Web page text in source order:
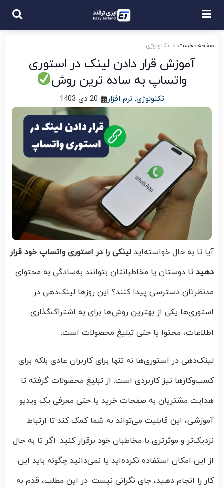
صفحه نخست تکنولوژی
آموزش قرار دادن لینک در استوری
واتساپ به ساده‌ ترین روش
تکنولوژی, نرم افزار 20 دی 1403
آیا تا به حال خواسته‌اید لینکی را در استوری واتساپ خود قرار
دهید تا دوستان یا مخاطبانتان بتوانند به‌سادگی به محتوای
مدنظرتان دسترسی پیدا کنند؟ این روزها لینک‌دهی در
استوری‌ها یکی از بهترین روش‌ها برای به‌ اشتراک‌گذاری
اطلاعات، محتوا یا حتی تبلیغ محصولات است.
لینک‌دهی در استوری‌ها نه تنها برای کاربران عادی بلکه برای
کسب‌وکارها نیز کاربردی است. از تبلیغ محصولات گرفته تا
هدایت مشتریان به صفحات خرید یا حتی معرفی یک ویدیو
آموزشی، این قابلیت می‌تواند به شما کمک کند تا ارتباط
نزدیک‌تر و موثرتری با مخاطبان خود برقرار کنید. اگر تا به حال
از این امکان استفاده نکرده‌اید یا نمی‌دانید چگونه باید این
کار را انجام دهید، جای نگرانی نیست. در این مطلب، قدم به